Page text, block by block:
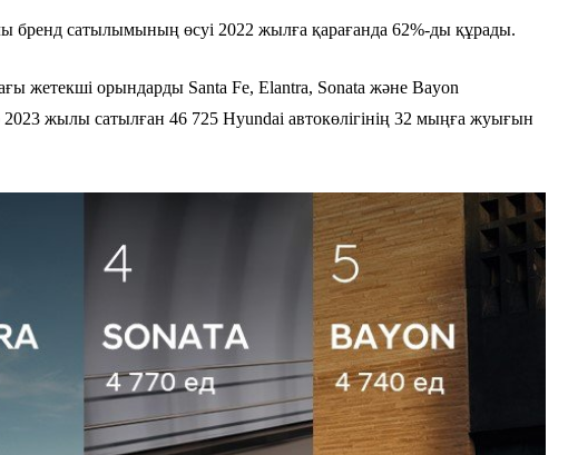
бренд сатылымының өсуі 2022 жылға қарағанда 62%-ды құрады.
жетекші орындарды Santa Fe, Elantra, Sonata және Bayon
жылы сатылған 46 725 Hyundai автокөлігінің 32 мыңға жуығын